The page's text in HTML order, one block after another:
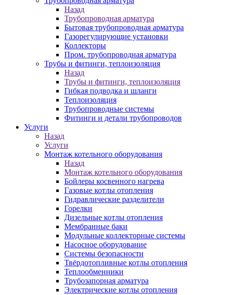
Назад
Трубопроводная арматура
Бытовая трубопроводная арматура
Газорегулирующие установки
Коллекторы
Пром. трубопроводная арматура
Трубы и фитинги, теплоизоляция
Назад
Трубы и фитинги, теплоизоляция
Гибкая подводка и шланги
Теплоизоляция
Трубопроводные системы
Фитинги и детали трубопроводов
Услуги
Назад
Услуги
Монтаж котельного оборудования
Назад
Монтаж котельного оборудования
Бойлеры косвенного нагрева
Газовые котлы отопления
Гидравлические разделители
Горелки
Дизельные котлы отопления
Мембранные баки
Модульные коллекторные системы
Насосное оборудование
Системы безопасности
Твёрдотопливные котлы отопления
Теплообменники
Трубозапорная арматура
Электрические котлы отопления